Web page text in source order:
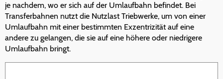
je nachdem, wo er sich auf der Umlaufbahn befindet. Bei
Transferbahnen nutzt die Nutzlast Triebwerke, um von einer
Umlaufbahn mit einer bestimmten Exzentrizität auf eine
andere zu gelangen, die sie auf eine höhere oder niedrigere
Umlaufbahn bringt.